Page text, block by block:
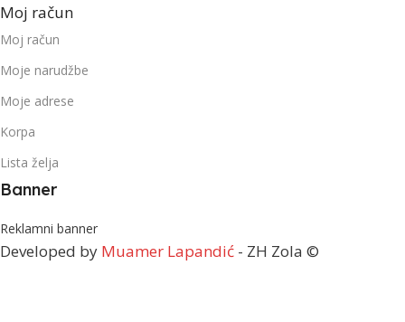
Moj račun
Moj račun
Moje narudžbe
Moje adrese
Korpa
Lista želja
Banner
Reklamni banner
Developed by Muamer Lapandić - ZH Zola ©